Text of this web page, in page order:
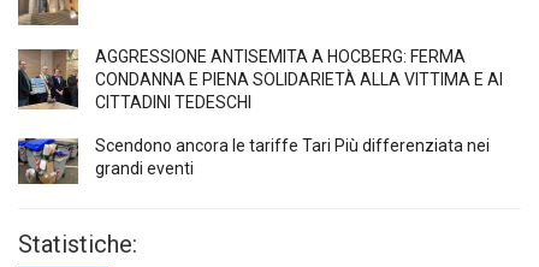
AGGRESSIONE ANTISEMITA A HÖCBERG: FERMA
CONDANNA E PIENA SOLIDARIETÀ ALLA VITTIMA E AI
CITTADINI TEDESCHI
Scendono ancora le tariffe Tari Più differenziata nei
grandi eventi
Statistiche: